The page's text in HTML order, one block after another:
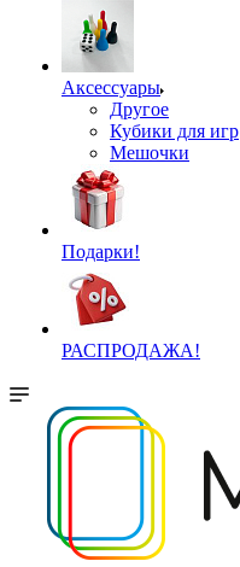
Аксессуары
Другое
Кубики для игр
Мешочки
Подарки!
РАСПРОДАЖА!